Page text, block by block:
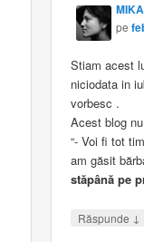
MIKA
pe
Stiam acest
niciodata in
vorbesc .
Acest blog
“- Voi fi tot
am găsit
stăpână pe
Răspunde ↓